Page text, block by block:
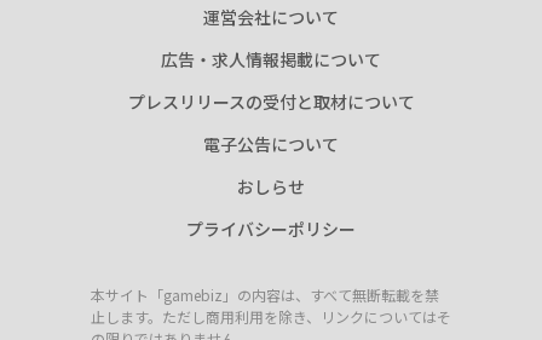
運営会社について
広告・求人情報掲載について
プレスリリースの受付と取材について
電子公告について
おしらせ
プライバシーポリシー
本サイト「gamebiz」の内容は、すべて無断転載を禁
止します。ただし商用利用を除き、リンクについてはそ